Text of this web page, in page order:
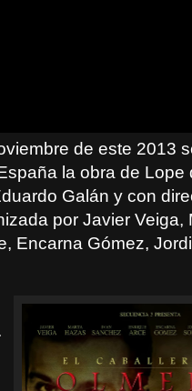
de este 2013
la obra de Lope
Galán y con
por Javier Veiga,
Encarna Gómez,